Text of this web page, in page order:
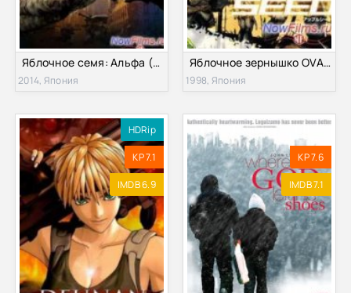
Яблочное семя: Альфа (2014)
2014, Япония
Яблочное зернышко OVA (1988)
1998, Япония
HDRip
KP 7.1
IMDB 6.9
KP 7.6
IMDB 7.1